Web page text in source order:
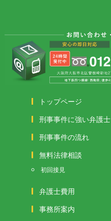
トップページ
刑事事件に強い弁護士
刑事事件の流れ
無料法律相談
初回接見
弁護士費用
事務所案内